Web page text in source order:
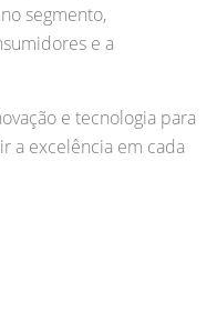
segmento,
e a
e tecnologia para
a excelência em cada